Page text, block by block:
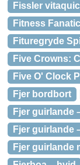
Fissler
Fitness
Fituregryde
Five Crowns:
Five O' Clock
Fjer bordbort
Fjer guirlande
Fjer guirlande
Fjer guirlande